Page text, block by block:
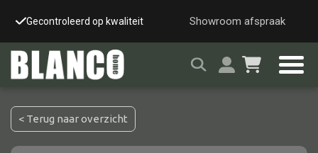
Gecontroleerd op kwaliteit Snelle & veilige
Showroom afspraak
< Terug naar overzicht